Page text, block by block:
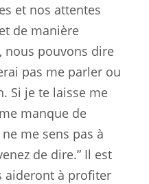
et nos attentes
de manière
nous pouvons dire
pas me parler ou
Si je te laisse me
manque de
me sens pas à
de dire.” Il est
aideront à profiter